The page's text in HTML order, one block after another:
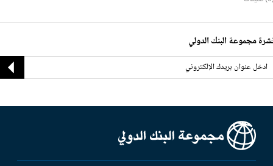
مجموعة البنك الدولي